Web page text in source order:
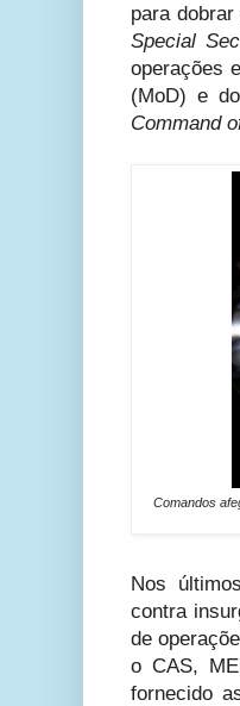
para
Special
operações
(MoD) e
Command
Comandos
Nos
contra
de
o CAS,
fornecido